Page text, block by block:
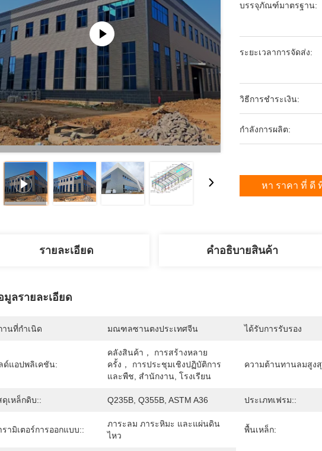
บรรจุภัณฑ์มาตรฐาน:
ระยะเวลาการจัดส่ง:
วิธีการชำระเงิน:
กำลังการผลิต:
หา ราคา ที่ ดี
รายละเอียด คําอธิบายสินค้า
มูลรายละเอียด
านที่กำเนิด มณฑลซานตงประเทศจีน ได้รับการรับรอง
ด์แอปพลิเคชัน:
คลังสินค้า， การสร้างหลาย
ครั้ง， การประชุมเชิงปฏิบัติการ
และพืช, สำนักงาน, โรงเรียน
ความต้านทานลมสูง
ดุเหล็กดิบ:: Q235B, Q355B, ASTM A36 ประเภทเฟรม::
รามิเตอร์การออกแบบ::
ภาระลม ภาระหิมะ และแผ่นดิน
ไหว
พื้นเหล็ก: